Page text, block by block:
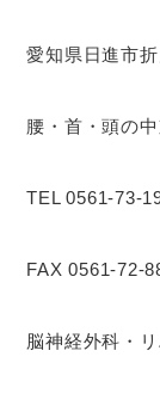
愛知県日進市
腰・首・頭の
TEL 0561-73-
FAX 0561-72-
脳神経外科・